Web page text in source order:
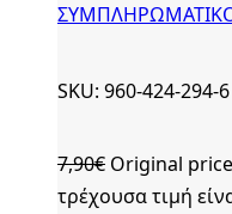
SKU: 960-424-294-6
7,90€ Original
τρέχουσα τιμή